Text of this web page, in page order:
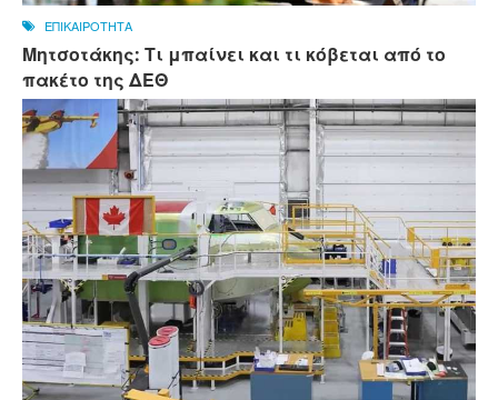
ΕΠΙΚΑΙΡΟΤΗΤΑ
Μητσοτάκης: Τι μπαίνει και τι κόβεται από το
πακέτο της ΔΕΘ